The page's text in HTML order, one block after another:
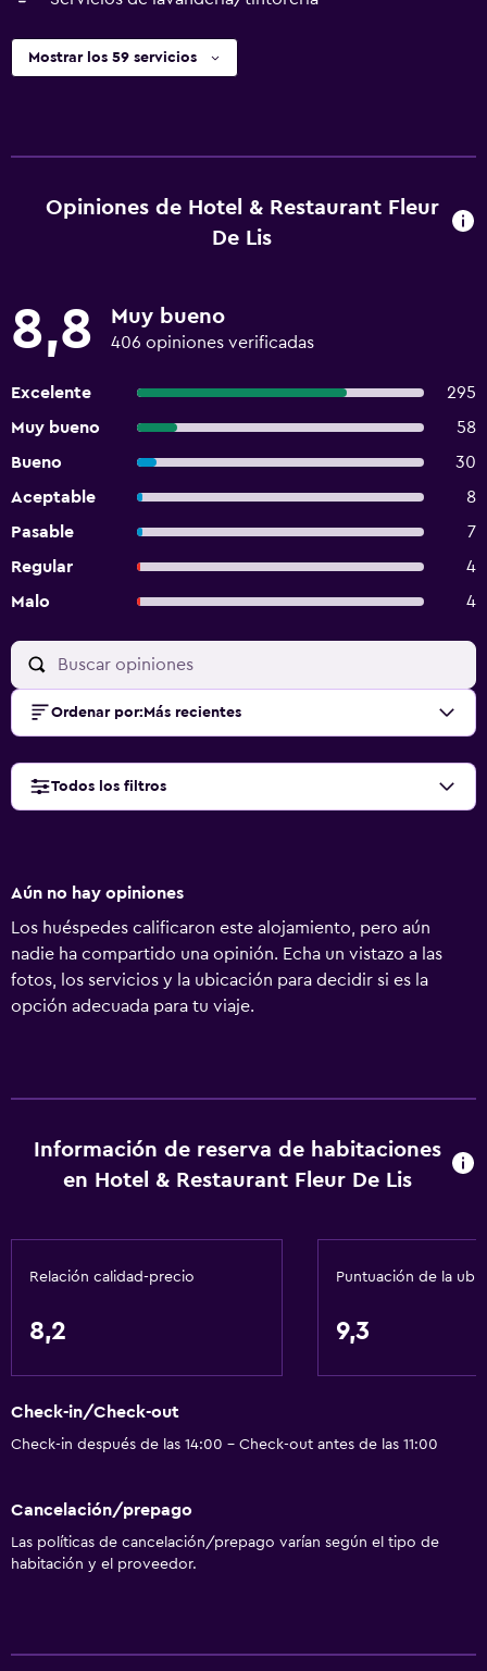
Mostrar los 59 servicios
Opiniones de Hotel & Restaurant Fleur
De Lis
8,8 Muy bueno
406 opiniones verificadas
Excelente
295
Muy bueno
58
Bueno
30
Aceptable
8
Pasable
7
Regular
4
Malo
4
Ordenar por: Más recientes
Todos los filtros
Aún no hay opiniones
Los huéspedes calificaron este alojamiento, pero aún
nadie ha compartido una opinión. Echa un vistazo a las
fotos, los servicios y la ubicación para decidir si es la
opción adecuada para tu viaje.
Información de reserva de habitaciones
en Hotel & Restaurant Fleur De Lis
Relación calidad-precio
8,2
Puntuación de la
9,3
Check-in/Check-out
Check-in después de las 14:00 - Check-out antes de las 11:00
Cancelación/prepago
Las políticas de cancelación/prepago varían según el tipo de
habitación y el proveedor.